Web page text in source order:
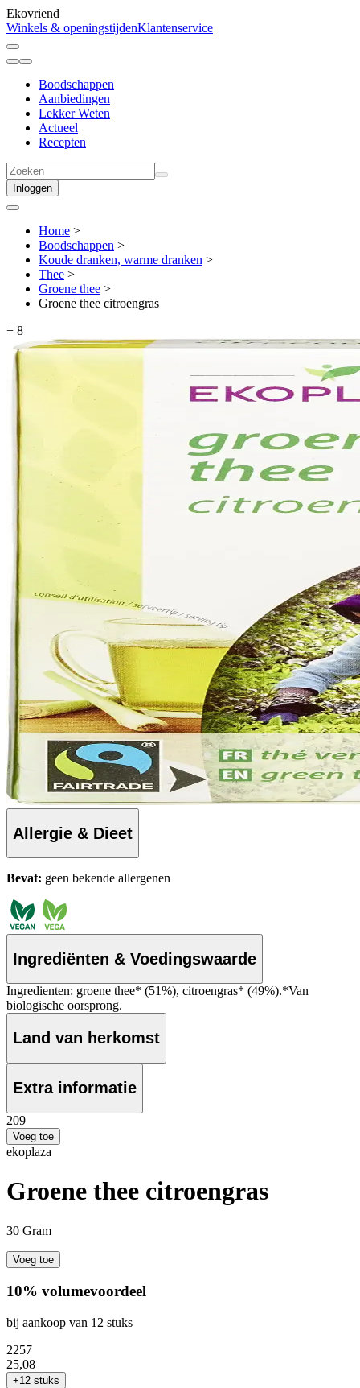
Ekovriend
Winkels & openingstijdenKlantenservice
Boodschappen
Aanbiedingen
Lekker Weten
Actueel
Recepten
Inloggen
Home >
Boodschappen >
Koude dranken, warme dranken >
Thee >
Groene thee >
Groene thee citroengras
+ 8
Allergie & Dieet
Bevat: geen bekende allergenen
Ingrediënten & Voedingswaarde
Ingredienten: groene thee* (51%), citroengras* (49%).*Van
biologische oorsprong.
Land van herkomst
Extra informatie
209
Voeg toe
ekoplaza
Groene thee citroengras
30 Gram
Voeg toe
10% volumevoordeel
bij aankoop van 12 stuks
2257
25,08
+12 stuks